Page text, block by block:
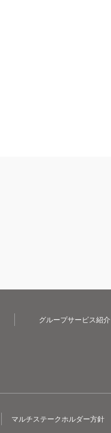
グループサービス紹介
マルチステークホルダー方針